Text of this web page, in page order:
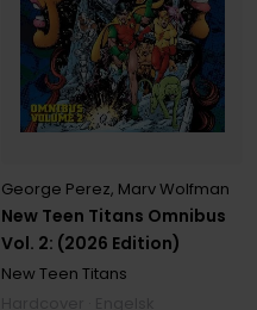
New Teen Titans Omnibus
Vol. 2: (2026 Edition)
George Perez, Marv Wolfman
New Teen Titans